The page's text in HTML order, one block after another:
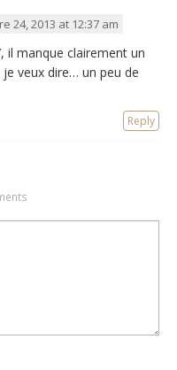
24, 2013 at 12:37 am
il manque clairement un
veux dire… un peu de
Reply